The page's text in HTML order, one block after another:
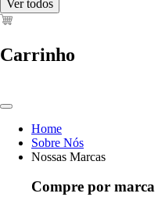
Ver todos
Carrinho
Home
Sobre Nós
Nossas Marcas
Compre por marca